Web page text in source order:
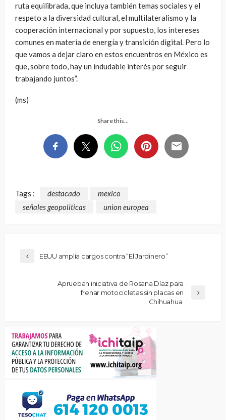
ruta equilibrada, que incluya también temas sociales y el
respeto a la diversidad cultural, el multilateralismo y la
cooperación internacional y por supuesto, los intereses
comunes en materia de energía y transición digital. Pero lo
que vamos a dejar claro en estos encuentros en México es
que, sobre todo, hay un indudable interés por seguir
trabajando juntos”.
(ms)
Share this…
Tags : destacado
mexico
señales geopoliticas
union europea
EEUU amplía cargos contra “El Jardinero”
Aprueban iniciativa de Rosana Díaz para
frenar motocicletas sin placas en
Chihuahua.